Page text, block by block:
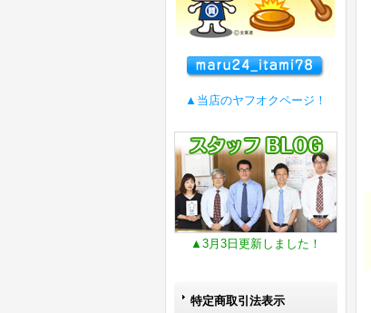
▲当店のヤフオクページ！
▲3月3日更新しました！
特定商取引法表示